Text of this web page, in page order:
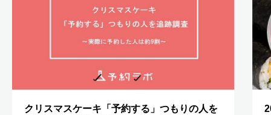
クリスマスケーキ「予約する」つもりの人を